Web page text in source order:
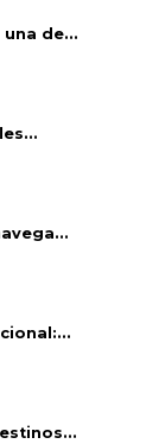
de...